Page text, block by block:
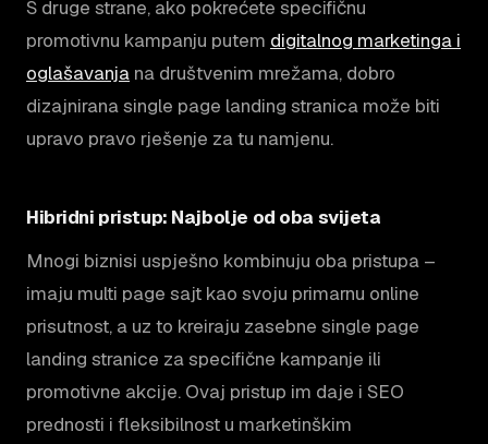
S druge strane, ako pokrećete specifičnu
promotivnu kampanju putem digitalnog marketinga i
oglašavanja na društvenim mrežama, dobro
dizajnirana single page landing stranica može biti
upravo pravo rješenje za tu namjenu.
Hibridni pristup: Najbolje od oba svijeta
Mnogi biznisi uspješno kombinuju oba pristupa –
imaju multi page sajt kao svoju primarnu online
prisutnost, a uz to kreiraju zasebne single page
landing stranice za specifične kampanje ili
promotivne akcije. Ovaj pristup im daje i SEO
prednosti i fleksibilnost u marketinškim